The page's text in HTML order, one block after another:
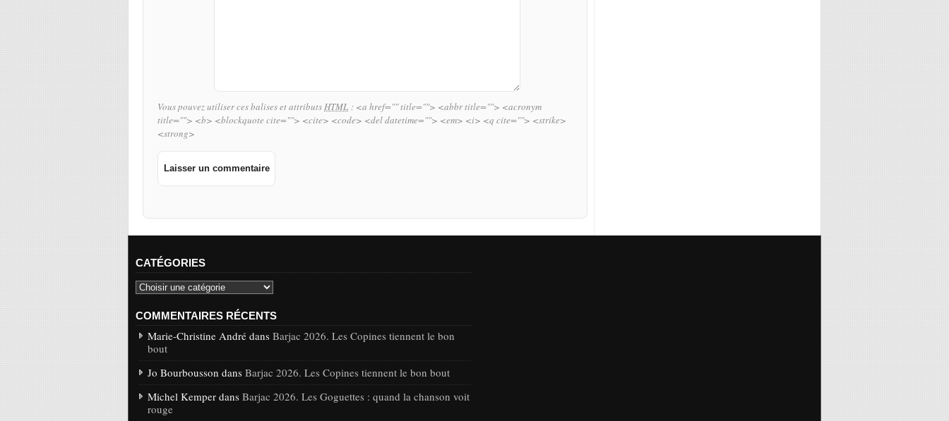
Vous pouvez utiliser ces balises et attributsHTML : <a href="" title=""> <abbr title=""> <acronym
title=""> <b> <blockquote cite=""> <cite> <code> <del datetime=""> <em> <i> <q cite=""> <strike>
<strong>
CATÉGORIES
COMMENTAIRES RÉCENTS
Marie-Christine André dans Barjac 2026. Les Copines tiennent le bon
bout
Jo Bourbousson dans Barjac 2026. Les Copines tiennent le bon bout
Michel Kemper dans Barjac 2026. Les Goguettes : quand la chanson voit
rouge